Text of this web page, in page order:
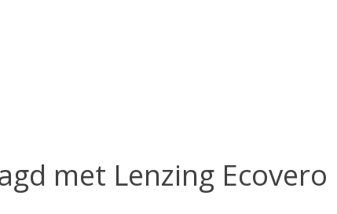
met Lenzing Ecovero